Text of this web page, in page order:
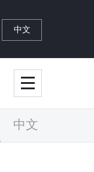
中文
中文